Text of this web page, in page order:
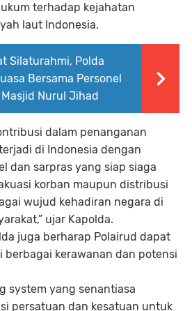
terhadap kejahatan
laut Indonesia.
Silaturahmi, Polda
Bersama Personel
Nurul Jihad
dalam penanganan
di Indonesia dengan
dan sarpras yang siap siaga
korban maupun distribusi
wujud kehadiran negara di
ujar Kapolda.
juga berharap Polairud dapat
berbagai kerawanan dan potensi
system yang senantiasa
persatuan dan kesatuan untuk